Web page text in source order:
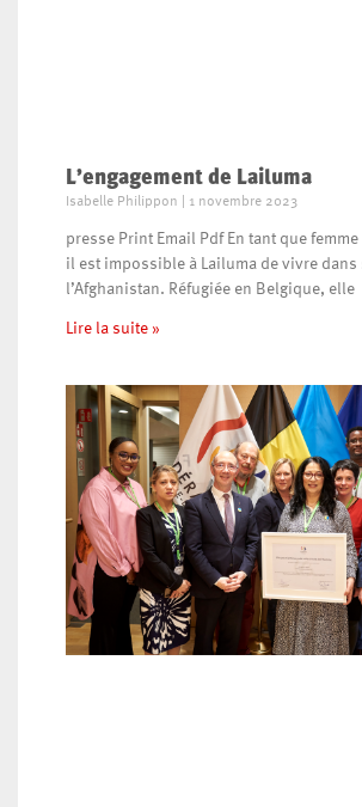
L’engagement de Lailuma
Isabelle Philippon 1 novembre 2023
presse Print Email Pdf En tant que
il est impossible à Lailuma de vivre dans
l’Afghanistan. Réfugiée en Belgique, elle
Lire la suite »